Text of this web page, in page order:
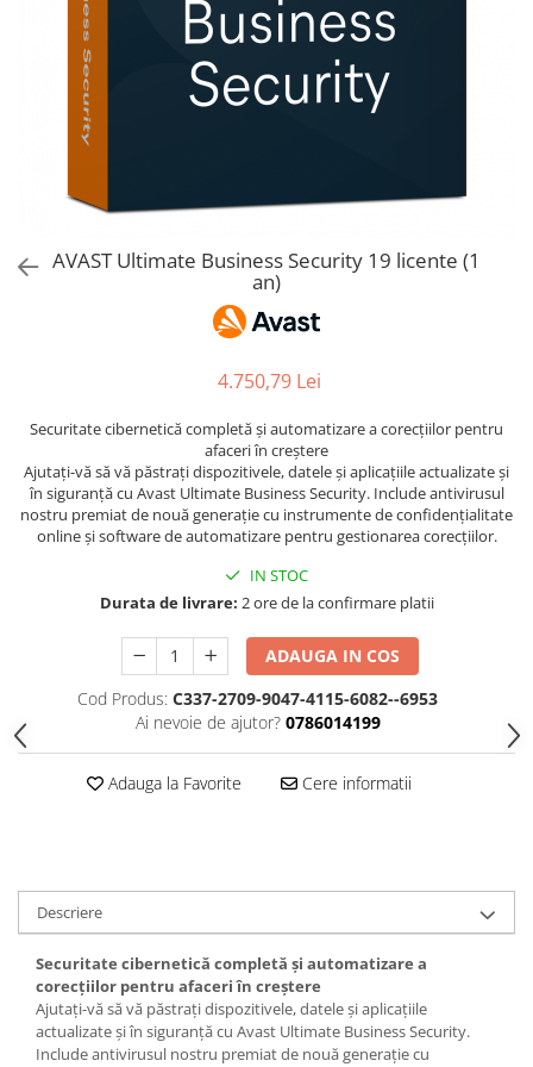
AVAST Driver Updater
AVAST SecureLine VPN
AVAST AntiTrack Premium
AVAST Ultimate Business Security 19 licente (1
an)
4.750,79 Lei
Securitate cibernetică completă și automatizare a corecțiilor pentru
afaceri în creștere
Ajutați-vă să vă păstrați dispozitivele, datele și aplicațiile actualizate și
în siguranță cu Avast Ultimate Business Security. Include antivirusul
nostru premiat de nouă generație cu instrumente de confidențialitate
online și software de automatizare pentru gestionarea corecțiilor.
IN STOC
Durata de livrare: 2 ore de la confirmare platii
ADAUGA IN COS
Cod Produs: C337-2709-9047-4115-6082--6953
Ai nevoie de ajutor? 0786014199
Adauga la Favorite Cere informatii
Descriere
Securitate cibernetică completă și automatizare a
corecțiilor pentru afaceri în creștere
Ajutați-vă să vă păstrați dispozitivele, datele și aplicațiile
actualizate și în siguranță cu Avast Ultimate Business Security.
Include antivirusul nostru premiat de nouă generație cu